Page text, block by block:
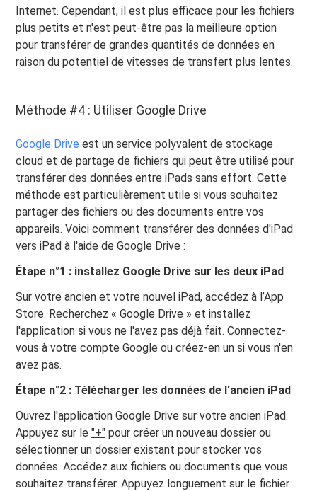
Internet. Cependant, il est plus efficace pour les fichiers
plus petits et n'est peut-être pas la meilleure option
pour transférer de grandes quantités de données en
raison du potentiel de vitesses de transfert plus lentes.
Méthode #4 : Utiliser Google Drive
Google Drive est un service polyvalent de stockage
cloud et de partage de fichiers qui peut être utilisé pour
transférer des données entre iPads sans effort. Cette
méthode est particulièrement utile si vous souhaitez
partager des fichiers ou des documents entre vos
appareils. Voici comment transférer des données d'iPad
vers iPad à l'aide de Google Drive :
Étape n°1 : installez Google Drive sur les deux iPad
Sur votre ancien et votre nouvel iPad, accédez à l’App
Store. Recherchez « Google Drive » et installez
l'application si vous ne l'avez pas déjà fait. Connectez-
vous à votre compte Google ou créez-en un si vous n'en
avez pas.
Étape n°2 : Télécharger les données de l'ancien iPad
Ouvrez l'application Google Drive sur votre ancien iPad.
Appuyez sur le"+" pour créer un nouveau dossier ou
sélectionner un dossier existant pour stocker vos
données. Accédez aux fichiers ou documents que vous
souhaitez transférer. Appuyez longuement sur le fichier